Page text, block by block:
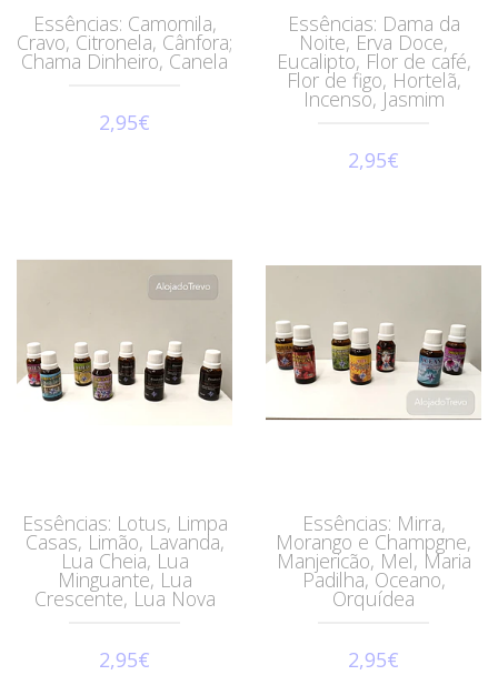
Essências: Camomila,
Cravo, Citronela, Cânfora;
Chama Dinheiro, Canela
2,95€
Essências: Dama da
Noite, Erva Doce,
Eucalipto, Flor de café,
Flor de figo, Hortelã,
Incenso, Jasmim
2,95€
Essências: Lotus, Limpa
Casas, Limão, Lavanda,
Lua Cheia, Lua
Minguante, Lua
Crescente, Lua Nova
2,95€
Essências: Mirra,
Morango e Champgne,
Manjericão, Mel, Maria
Padilha, Oceano,
Orquídea
2,95€